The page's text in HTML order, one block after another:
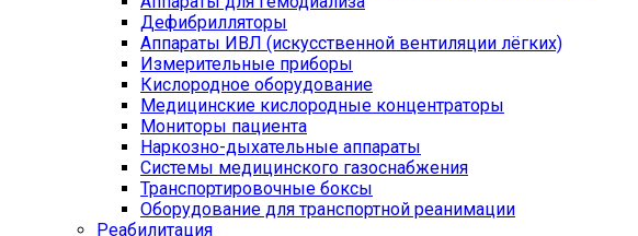
Дефибрилляторы
Аппараты ИВЛ (искусственной вентиляции лёгких)
Измерительные приборы
Кислородное оборудование
Медицинские кислородные концентраторы
Мониторы пациента
Наркозно-дыхательные аппараты
Системы медицинского газоснабжения
Транспортировочные боксы
Оборудование для транспортной реанимации
Реабилитация